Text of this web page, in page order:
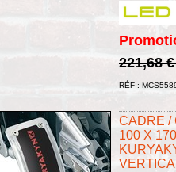
221,68
RÉF :
CADRE /
100 X